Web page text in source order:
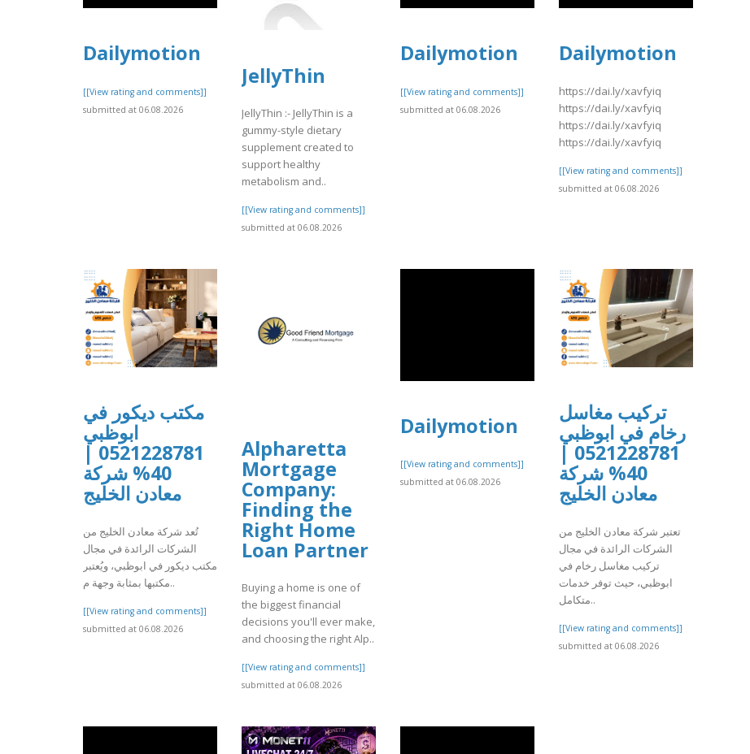
Dailymotion
[[View rating and comments]]
submitted at 06.08.2026
JellyThin
JellyThin :- JellyThin is a
gummy-style dietary
supplement created to
support healthy
metabolism and..
[[View rating and comments]]
submitted at 06.08.2026
Dailymotion
[[View rating and comments]]
submitted at 06.08.2026
Dailymotion
https://dai.ly/xavfyiq
https://dai.ly/xavfyiq
https://dai.ly/xavfyiq
https://dai.ly/xavfyiq
[[View rating and comments]]
submitted at 06.08.2026
مكتب ديكور في
ابوظبي
0521228781 |
40% شركة
معادن الخليج
تُعد شركة معادن الخليج من
الشركات الرائدة في مجال
مكتب ديكور في ابوظبي، ويُعتبر
مكتبها بمثابة وجهة م..
[[View rating and comments]]
submitted at 06.08.2026
Alpharetta
Mortgage
Company:
Finding the
Right Home
Loan Partner
Buying a home is one of
the biggest financial
decisions you'll ever make,
and choosing the right Alp..
[[View rating and comments]]
submitted at 06.08.2026
Dailymotion
[[View rating and comments]]
submitted at 06.08.2026
تركيب مغاسل
رخام في ابوظبي
0521228781 |
40% شركة
معادن الخليج
تعتبر شركة معادن الخليج من
الشركات الرائدة في مجال
تركيب مغاسل رخام في
ابوظبي، حيث توفر خدمات
متكامل..
[[View rating and comments]]
submitted at 06.08.2026